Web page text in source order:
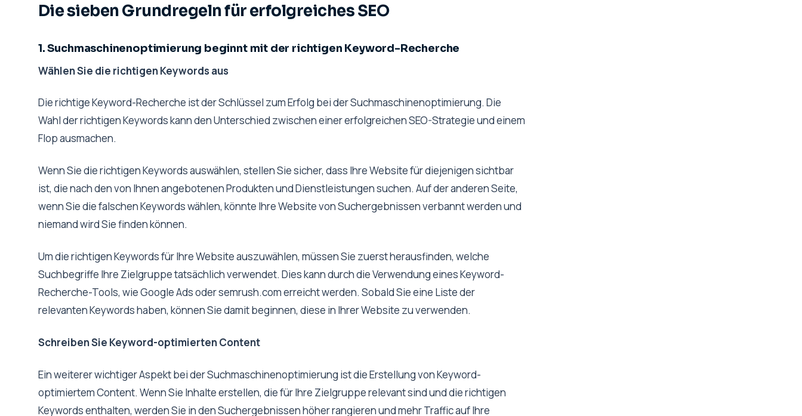
Die sieben Grundregeln für erfolgreiches SEO
1. Suchmaschinenoptimierung beginnt mit der richtigen Keyword-Recherche
Wählen Sie die richtigen Keywords aus
Die richtige Keyword-Recherche ist der Schlüssel zum Erfolg bei der Suchmaschinenoptimierung. Die
Wahl der richtigen Keywords kann den Unterschied zwischen einer erfolgreichen SEO-Strategie und einem
Flop ausmachen.
Wenn Sie die richtigen Keywords auswählen, stellen Sie sicher, dass Ihre Website für diejenigen sichtbar
ist, die nach den von Ihnen angebotenen Produkten und Dienstleistungen suchen. Auf der anderen Seite,
wenn Sie die falschen Keywords wählen, könnte Ihre Website von Suchergebnissen verbannt werden und
niemand wird Sie finden können.
Um die richtigen Keywords für Ihre Website auszuwählen, müssen Sie zuerst herausfinden, welche
Suchbegriffe Ihre Zielgruppe tatsächlich verwendet. Dies kann durch die Verwendung eines Keyword-
Recherche-Tools, wie Google Ads oder semrush.com erreicht werden. Sobald Sie eine Liste der
relevanten Keywords haben, können Sie damit beginnen, diese in Ihrer Website zu verwenden.
Schreiben Sie Keyword-optimierten Content
Ein weiterer wichtiger Aspekt bei der Suchmaschinenoptimierung ist die Erstellung von Keyword-
optimiertem Content. Wenn Sie Inhalte erstellen, die für Ihre Zielgruppe relevant sind und die richtigen
Keywords enthalten, werden Sie in den Suchergebnissen höher rangieren und mehr Traffic auf Ihre